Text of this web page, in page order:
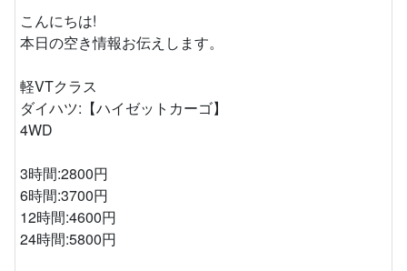
こんにちは!
本日の空き情報お伝えします。
軽VTクラス
ダイハツ:【ハイゼットカーゴ】
4WD
3時間:2800円
6時間:3700円
12時間:4600円
24時間:5800円